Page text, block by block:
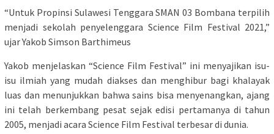
“Untuk Propinsi Sulawesi Tenggara SMAN 03 Bombana terpilih
menjadi sekolah penyelenggara Science Film Festival 2021,”
ujar Yakob Simson Barthimeus
Yakob menjelaskan “Science Film Festival” ini menyajikan isu-
isu ilmiah yang mudah diakses dan menghibur bagi khalayak
luas dan menunjukkan bahwa sains bisa menyenangkan, ajang
ini telah berkembang pesat sejak edisi pertamanya di tahun
2005, menjadi acara Science Film Festival terbesar di dunia.